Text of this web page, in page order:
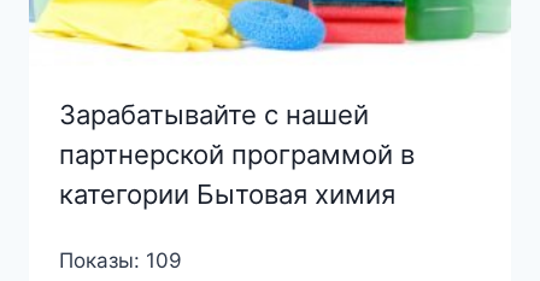
Зарабатывайте с нашей
партнерской программой в
категории Бытовая химия
Показы: 109